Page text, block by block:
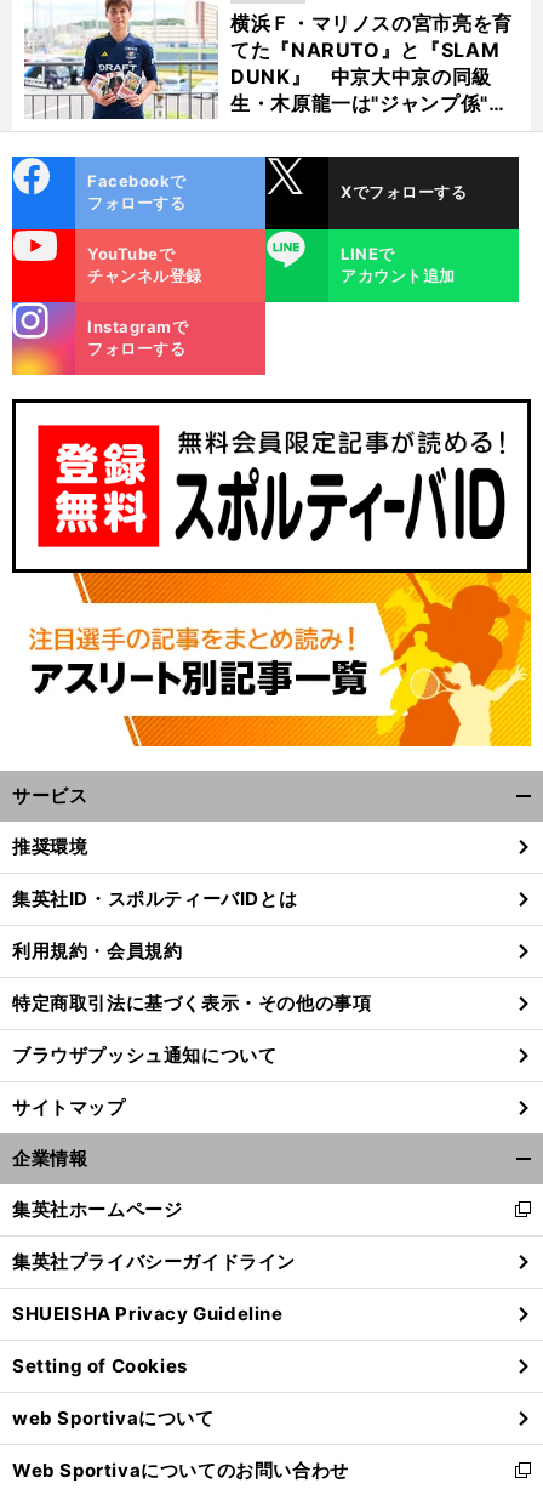
ベ
。
興
」
横浜Ｆ・マリノスの宮市亮を育
てた『NARUTO』と『SLAM
DUNK』 中京大中京の同級
生・木原龍一は"ジャンプ係"だ
った
ok
Facebookで
フォローする
Xでフォローする
YouTubeで
チャンネル登録
LINE
LINEで
アカウント追加
m
Instagramで
フォローする
サービス
閉
る
推奨環境
集英社ID・スポルティーバIDとは
利用規約・会員規約
特定商取引法に基づく表示・その他の事項
ブラウザプッシュ通知について
サイトマップ
企業情報
閉
る
集英社ホームページ
新
し
い
ウ
ィ
ン
ド
ウ
で
開
く
集英社プライバシーガイドライン
SHUEISHA Privacy Guideline
Setting of Cookies
web Sportivaについて
Web Sportivaについてのお問い合わせ
新